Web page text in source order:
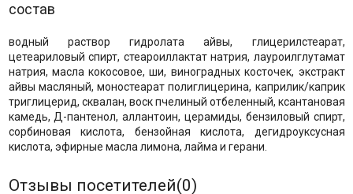
состав
водный раствор гидролата айвы, глицерилстеарат,
цетеариловый спирт, стеароиллактат натрия, лауроилглутамат
натрия, масла кокосовое, ши, виноградных косточек, экстракт
айвы масляный, моностеарат полиглицерина, каприлик/каприк
триглицерид, сквалан, воск пчелиный отбеленный, ксантановая
камедь, Д-пантенол, аллантоин, церамиды, бензиловый спирт,
сорбиновая кислота, бензойная кислота, дегидроуксусная
кислота, эфирные масла лимона, лайма и герани.
Отзывы посетителей(0)